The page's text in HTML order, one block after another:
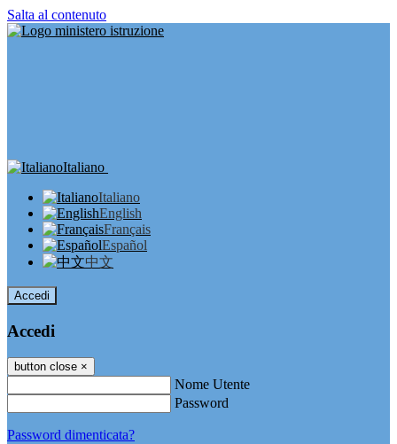
Salta al contenuto
Italiano
Italiano
English
Français
Español
中文
Accedi
Accedi
button close ×
Nome Utente
Password
Password dimenticata?